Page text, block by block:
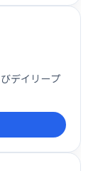
デイリープ